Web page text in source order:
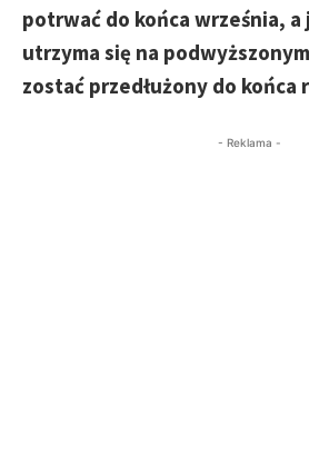
potrwać do końca września, a
utrzyma się na
zostać przedłużony do końca
- Reklama -